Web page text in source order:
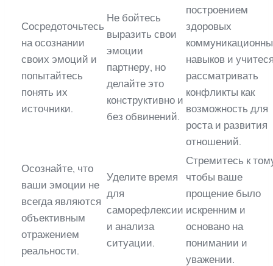
Сосредоточьтесь
на осознании
своих эмоций и
попытайтесь
понять их
источники.
Не бойтесь
выразить свои
эмоции
партнеру, но
делайте это
конструктивно и
без обвинений.
построением
здоровых
навыков и
рассматривать
конфликты как
возможность для
роста и развития
отношений.
Осознайте, что
ваши эмоции не
всегда являются
объективным
отражением
реальности.
Уделите время
для
саморефлексии
и анализа
ситуации.
Стремитесь к
чтобы ваше
прощение было
искренним и
основано на
понимании и
уважении.